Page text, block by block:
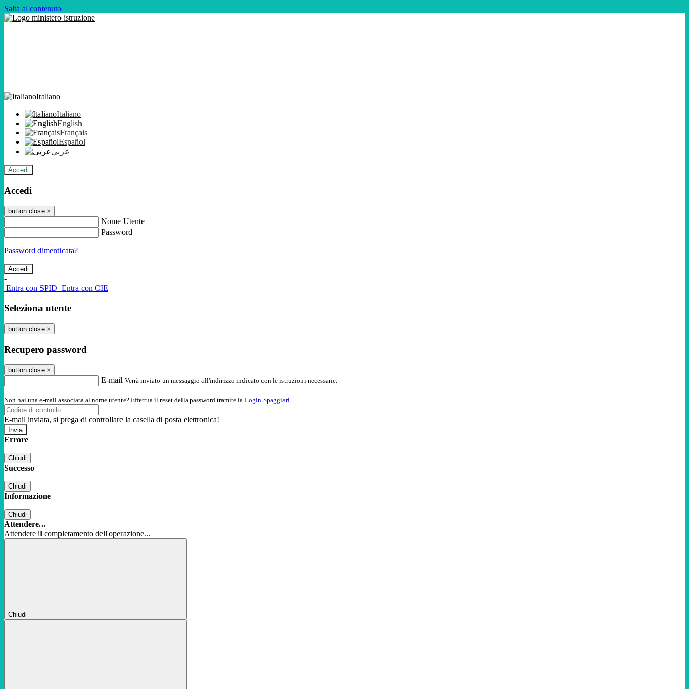
Salta al contenuto
Italiano
Italiano
English
Français
Español
عربى
Accedi
Accedi
button close ×
Nome Utente
Password
Password dimenticata?
-
Entra con SPID Entra con CIE
Seleziona utente
button close ×
Recupero password
button close ×
E-mail Verrà inviato un messaggio all'indirizzo indicato con le istruzioni necessarie.
Non hai una e-mail associata al nome utente? Effettua il reset della password tramite la Login Spaggiari
E-mail inviata, si prega di controllare la casella di posta elettronica!
Errore
Chiudi
Successo
Chiudi
Informazione
Chiudi
Attendere...
Attendere il completamento dell'operazione...
Chiudi